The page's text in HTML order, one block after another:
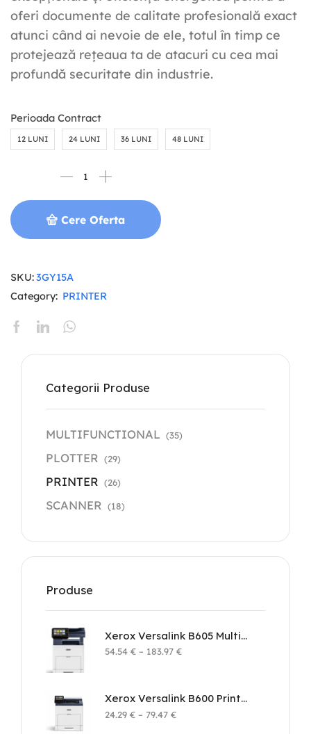
oferi documente de calitate profesională exact
atunci când ai nevoie de ele, totul în timp ce
protejează rețeaua ta de atacuri cu cea mai
profundă securitate din industrie.
Perioada Contract
12 LUNI 24 LUNI 36 LUNI 48 LUNI
Cere Oferta
SKU:3GY15A
Category: PRINTER
Categorii Produse
MULTIFUNCTIONAL (35)
PLOTTER (29)
PRINTER (26)
SCANNER (18)
Produse
Xerox Versalink B605 Multifunction Printer
54.54 € – 183.97 €
Xerox Versalink B600 Printer
24.29 € – 79.47 €